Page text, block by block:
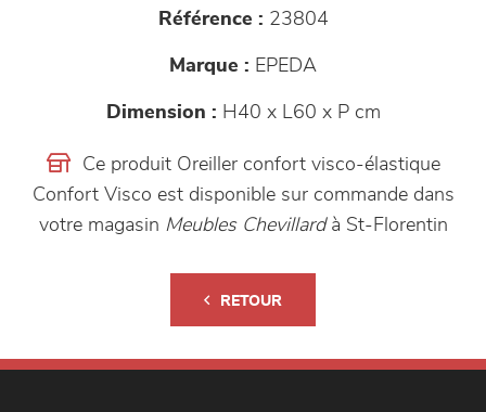
Référence : 23804
Marque : EPEDA
Dimension : H40 x L60 x P cm
Ce produit Oreiller confort visco-élastique
Confort Visco est disponible sur commande dans
votre magasin Meubles Chevillardà St-Florentin
RETOUR